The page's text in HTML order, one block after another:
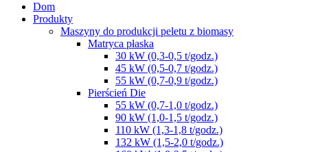
Dom
Produkty
Maszyny do produkcji peletu z biomasy
Matryca płaska
30 kW (0,3-0,5 t/godz.)
45 kW (0,5-0,7 t/godz.)
55 kW (0,7-0,9 t/godz.)
Pierścień Die
55 kW (0,7-1,0 t/godz.)
90 kW (1,0-1,5 t/godz.)
110 kW (1,3-1,8 t/godz.)
132 kW (1,5-2,0 t/godz.)